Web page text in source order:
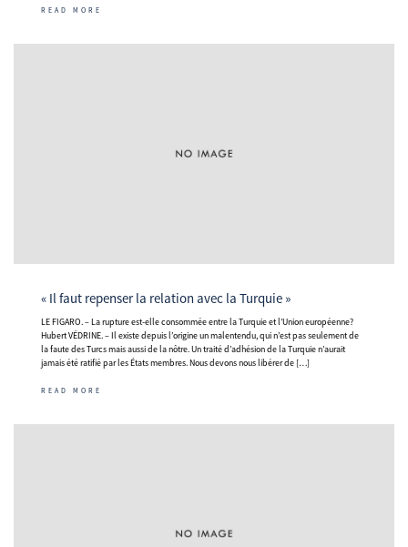
READ MORE
« Il faut repenser la relation avec la Turquie »
LE FIGARO. – La rupture est-elle consommée entre la Turquie et l’Union européenne?
Hubert VÉDRINE. – Il existe depuis l’origine un malentendu, qui n’est pas seulement de
la faute des Turcs mais aussi de la nôtre. Un traité d’adhésion de la Turquie n’aurait
jamais été ratifié par les États membres. Nous devons nous libérer de […]
READ MORE